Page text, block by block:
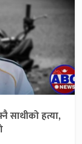
साथीको हत्या,